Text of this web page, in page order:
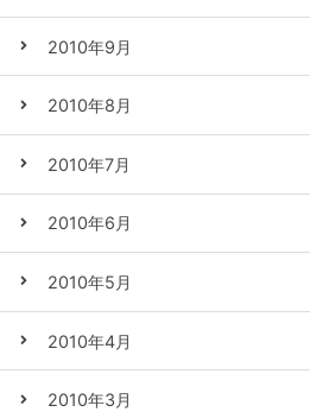
2010年9月
2010年8月
2010年7月
2010年6月
2010年5月
2010年4月
2010年3月